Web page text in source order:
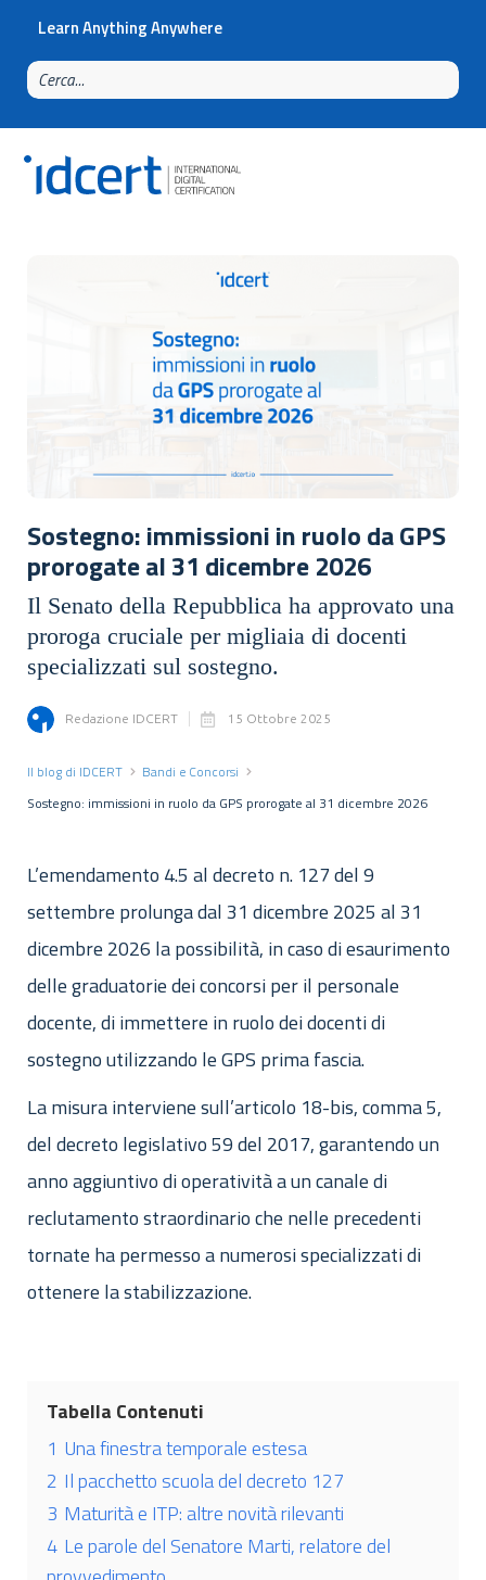
Learn Anything Anywhere
Sostegno: immissioni in ruolo da GPS
prorogate al 31 dicembre 2026
Il Senato della Repubblica ha approvato una
proroga cruciale per migliaia di docenti
specializzati sul sostegno.
Redazione IDCERT 15 Ottobre 2025
Il blog di IDCERT
Bandi e Concorsi
Sostegno: immissioni in ruolo da GPS prorogate al 31 dicembre 2026
L’emendamento 4.5 al decreto n. 127 del 9
settembre prolunga dal 31 dicembre 2025 al 31
dicembre 2026 la possibilità, in caso di esaurimento
delle graduatorie dei concorsi per il personale
docente, di immettere in ruolo dei docenti di
sostegno utilizzando le GPS prima fascia.
La misura interviene sull’articolo 18-bis, comma 5,
del decreto legislativo 59 del 2017, garantendo un
anno aggiuntivo di operatività a un canale di
reclutamento straordinario che nelle precedenti
tornate ha permesso a numerosi specializzati di
ottenere la stabilizzazione.
Tabella Contenuti
1 Una finestra temporale estesa
2 Il pacchetto scuola del decreto 127
3 Maturità e ITP: altre novità rilevanti
4 Le parole del Senatore Marti, relatore del